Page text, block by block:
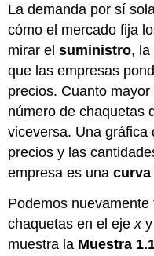
La demanda por sí
cómo el mercado fija
mirar elsuministro, la
que las empresas
precios. Cuanto
número de chaquetas
viceversa. Una gráfica
precios y las
empresa es unacurva
Podemos
chaquetas en el ejexy
muestra la Muestra